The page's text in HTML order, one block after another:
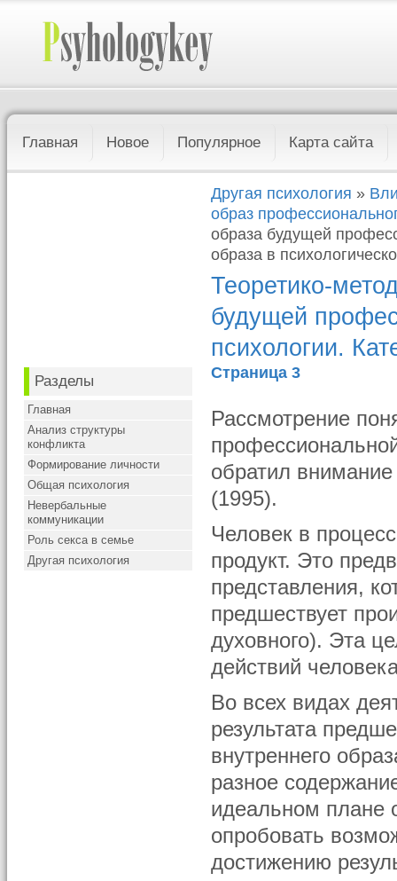
Главная Новое Популярное Карта сайта
Разделы
Главная
Анализ структуры
конфликта
Формирование личности
Общая психология
Невербальные
коммуникации
Роль секса в семье
Другая психология
Другая психология »
образ
образа будущей
образа в
Теоретико-
будущей
психологии.
Страница 3
Рассмотрение
обратил
(1995).
Человек в
продукт. Это
представления,
предшествует
духовного). Эта
действий
Во всех видах
результата
внутреннего
разное
идеальном плане
опробовать
достижению